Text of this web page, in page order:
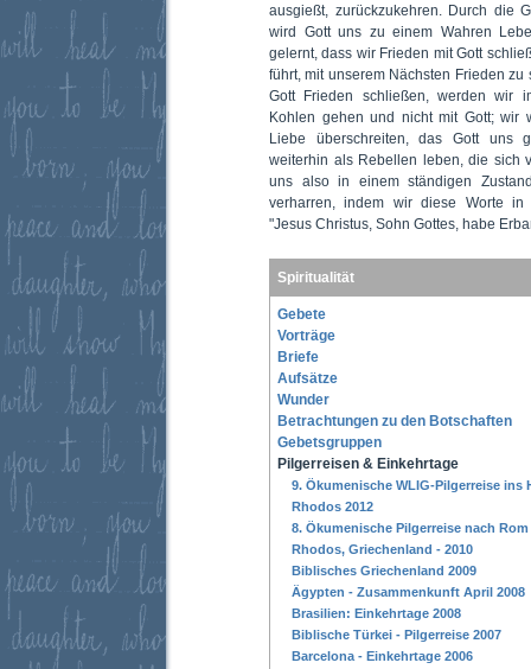
ausgießt, zurückzukehren. Durch die
wird Gott uns zu einem Wahren
gelernt, dass wir Frieden mit Gott
führt, mit unserem Nächsten Frieden
Gott Frieden schließen, werden wir
Kohlen gehen und nicht mit Gott; wir
Liebe überschreiten, das Gott uns
weiterhin als Rebellen leben, die sich
uns also in einem ständigen
verharren, indem wir diese Worte in
"Jesus Christus, Sohn Gottes, habe
Spiritualität
Gebete
Vorträge
Briefe
Aufsätze
Wunder
Betrachtungen zu den Botschaften
Gebetsgruppen
Pilgerreisen & Einkehrtage
9. Ökumenische WLIG-Pilgerreise ins
Rhodos 2012
8. Ökumenische Pilgerreise nach Rom
Rhodos, Griechenland - 2010
Biblisches Griechenland 2009
Ägypten - Zusammenkunft April 2008
Brasilien: Einkehrtage 2008
Biblische Türkei - Pilgerreise 2007
Barcelona - Einkehrtage 2006